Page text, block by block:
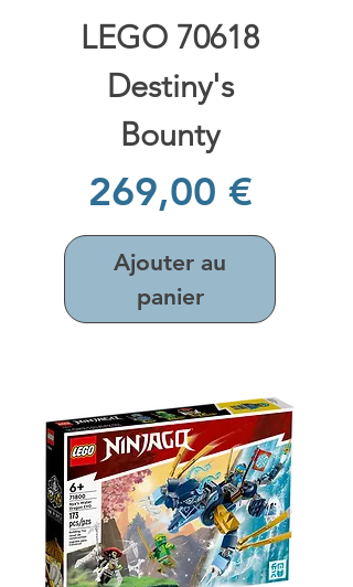
LEGO 70618
Destiny's
Bounty
Prix
269,00 €
Ajouter au
panier